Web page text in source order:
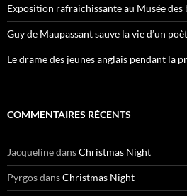
Exposition rafraichissante au Musée des
Guy de Maupassant sauve la vie d’un
Le drame des jeunes anglais pendant la
COMMENTAIRES RÉCENTS
JacquelinedansChristmas Night
PyrgosdansChristmas Night